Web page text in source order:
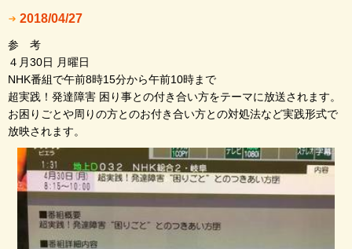
2018/04/27
参 考
４月30日 月曜日
NHK番組で午前8時15分から午前10時まで
超実践！発達障害 困り事との付き合い方をテーマに放送されます。
お困りごとや周りの方とのお付き合い方との対処法など実践形式で
放映されます。